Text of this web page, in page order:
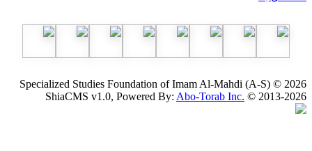
Specialized Studies Foundation of Imam Al-
ShiaCMS v1.0, Powered By:Abo-Torab Inc.